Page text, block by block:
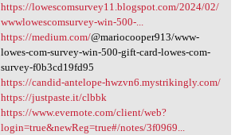
https://lowescomsurvey11.blogspot.com/2024/02/
wwwlowescomsurvey-win-500-...
https://medium.com/@mariocooper913/www-
lowes-com-survey-win-500-gift-card-lowes-com-
survey-f0b3cd19fd95
https://candid-antelope-hwzvn6.mystrikingly.com/
https://justpaste.it/clbbk
https://www.evernote.com/client/web?
login=true&newReg=true#/notes/3f0969...